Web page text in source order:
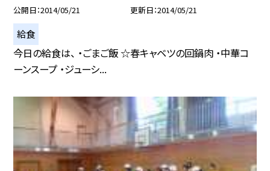
公開日 2014/05/21 更新日 2014/05/21
給食
今日の給食は、 ・ごまご飯 ☆春キャベツの回鍋肉 ・中華コ
ーンスープ ・ジューシ...